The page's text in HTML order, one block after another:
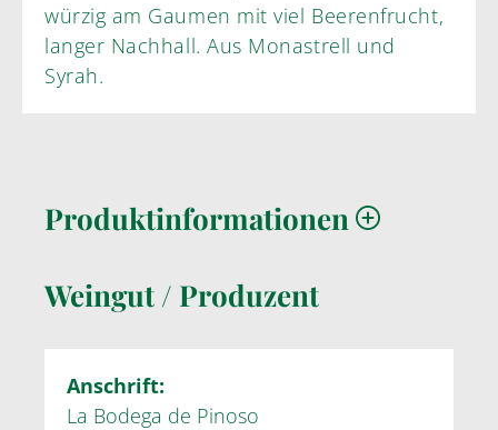
würzig am Gaumen mit viel Beerenfrucht,
langer Nachhall. Aus Monastrell und
Syrah.
Produktinformationen
Weingut / Produzent
Anschrift:
La Bodega de Pinoso